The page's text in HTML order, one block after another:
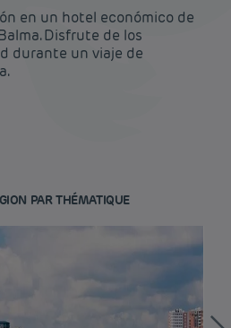
en un hotel económico de
Disfrute de los
durante un viaje de
PAR THÉMATIQUE